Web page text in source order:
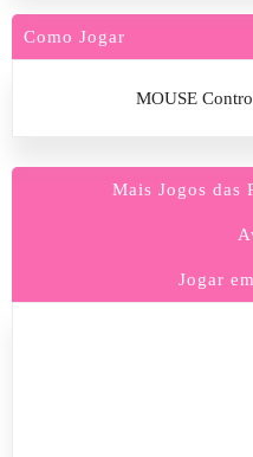
Como Jogar
MOUSE
Mais Jogos das
Jogar